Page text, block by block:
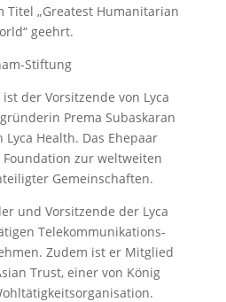
Titel „Greatest Humanitarian
geehrt.
Stiftung
der Vorsitzende von Lyca
Prema Subaskaran
Health. Das Ehepaar
zur weltweiten
Gemeinschaften.
und Vorsitzende der Lyca
Telekommunikations-
Zudem ist er Mitglied
Trust, einer von König